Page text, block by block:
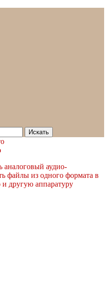
аналоговый аудио-
файлы из одного формата в
и другую аппаратуру